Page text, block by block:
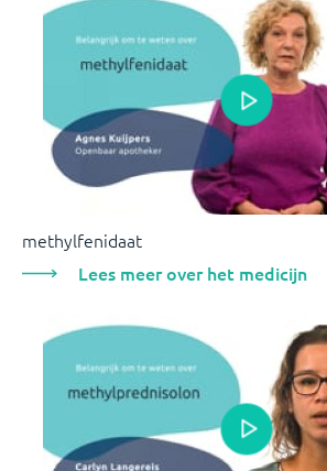
methylfenidaat
Lees meer over het medicijn